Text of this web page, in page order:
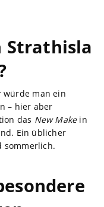
Strathisla
würde man ein
– hier aber
das New Makein
Ein üblicher
sommerlich.